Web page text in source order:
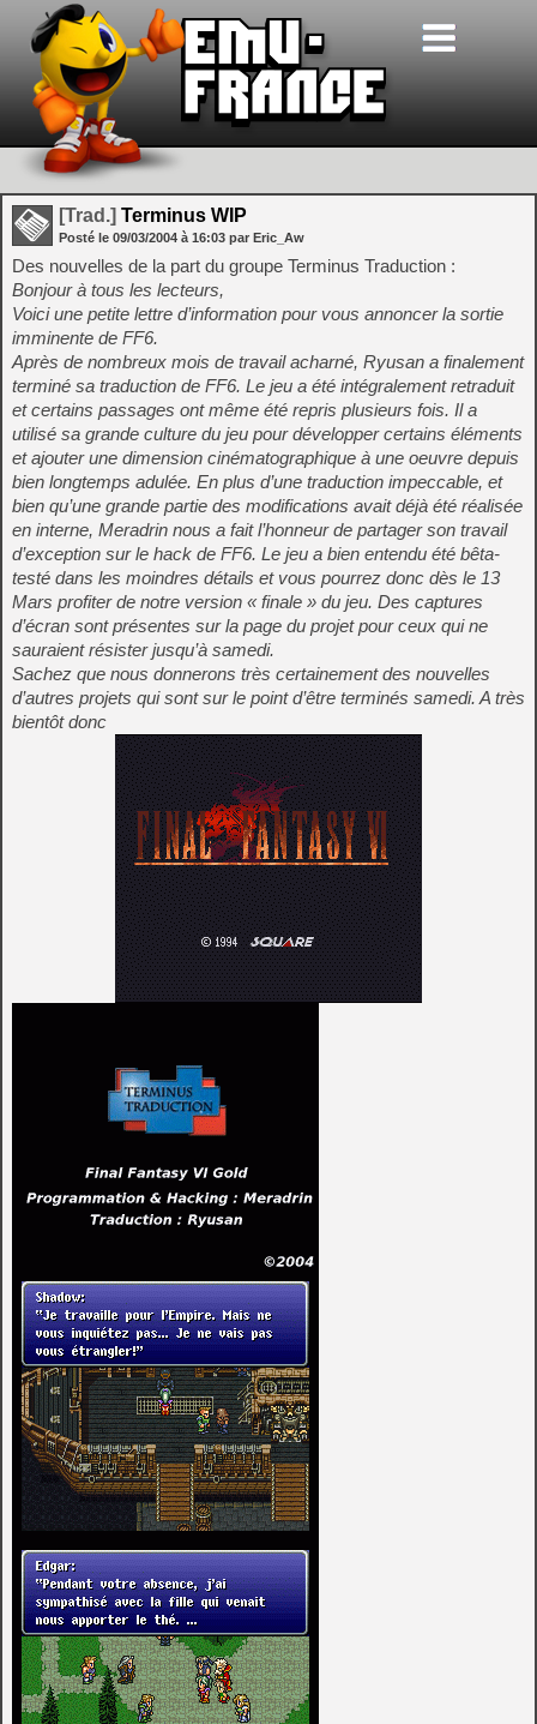
[Trad.] Terminus WIP
Posté le 09/03/2004 à 16:03 par Eric_Aw
Des nouvelles de la part du groupe Terminus Traduction :
Bonjour à tous les lecteurs,
Voici une petite lettre d’information pour vous annoncer la sortie
imminente de FF6.
Après de nombreux mois de travail acharné, Ryusan a finalement
terminé sa traduction de FF6. Le jeu a été intégralement retraduit
et certains passages ont même été repris plusieurs fois. Il a
utilisé sa grande culture du jeu pour développer certains éléments
et ajouter une dimension cinématographique à une oeuvre depuis
bien longtemps adulée. En plus d’une traduction impeccable, et
bien qu’une grande partie des modifications avait déjà été réalisée
en interne, Meradrin nous a fait l’honneur de partager son travail
d’exception sur le hack de FF6. Le jeu a bien entendu été bêta-
testé dans les moindres détails et vous pourrez donc dès le 13
Mars profiter de notre version « finale » du jeu. Des captures
d’écran sont présentes sur la page du projet pour ceux qui ne
sauraient résister jusqu’à samedi.
Sachez que nous donnerons très certainement des nouvelles
d’autres projets qui sont sur le point d’être terminés samedi. A très
bientôt donc